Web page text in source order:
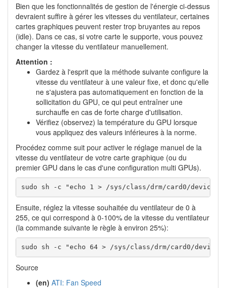
Bien que les fonctionnalités de gestion de l'énergie ci-dessus
devraient suffire à gérer les vitesses du ventilateur, certaines
cartes graphiques peuvent rester trop bruyantes au repos
(idle). Dans ce cas, si votre carte le supporte, vous pouvez
changer la vitesse du ventilateur manuellement.
Attention :
Gardez à l'esprit que la méthode suivante configure la
vitesse du ventilateur à une valeur fixe, et donc qu'elle
ne s'ajustera pas automatiquement en fonction de la
sollicitation du GPU, ce qui peut entraîner une
surchauffe en cas de forte charge d'utilisation.
Vérifiez (observez) la température du GPU lorsque
vous appliquez des valeurs inférieures à la norme.
Procédez comme suit pour activer le réglage manuel de la
vitesse du ventilateur de votre carte graphique (ou du
premier GPU dans le cas d'une configuration multi GPUs).
sudo sh -c "echo 1 > /sys/class/drm/card0/device/
Ensuite, réglez la vitesse souhaitée du ventilateur de 0 à
255, ce qui correspond à 0-100% de la vitesse du ventilateur
(la commande suivante le règle à environ 25%):
sudo sh -c "echo 64 > /sys/class/drm/card0/device/
Source
(en) ATI: Fan Speed